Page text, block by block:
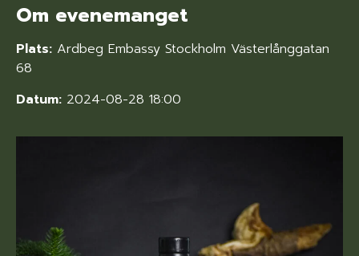
Om evenemanget
Plats: Ardbeg Embassy Stockholm Västerlånggatan
68
Datum: 2024-08-28 18:00